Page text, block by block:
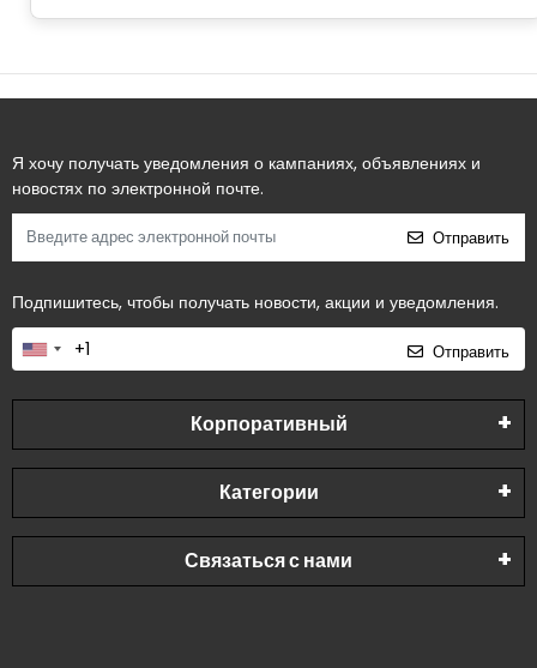
Я хочу получать уведомления о кампаниях, объявлениях и
новостях по электронной почте.
Отправить
Подпишитесь, чтобы получать новости, акции и уведомления.
Отправить
Корпоративный
Категории
Связаться с нами